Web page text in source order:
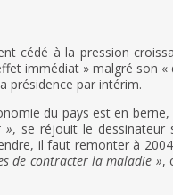
cédé à la pression
immédiat » malgré son
présidence par intérim.
du pays est en
», se réjouit le dessinateur
il faut remonter à
de contracter la maladie »,